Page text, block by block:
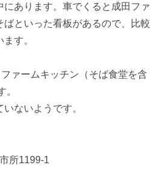
にあります。車でくると成田ファ
ばといった看板があるので、比較
す。
ァームキッチン（そば食堂を含
。
ないようです。
所1199-1